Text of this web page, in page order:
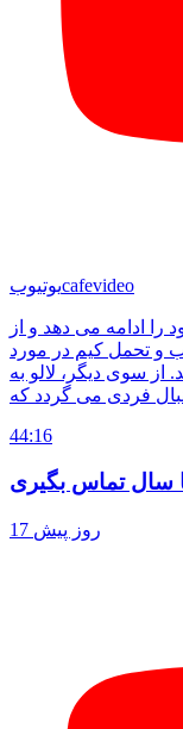
یوتیوبcafevideo
ادامه می دهد و از
و تحمل کیم در مورد
سوی دیگر، لالو به
44:16
17 روز پیش